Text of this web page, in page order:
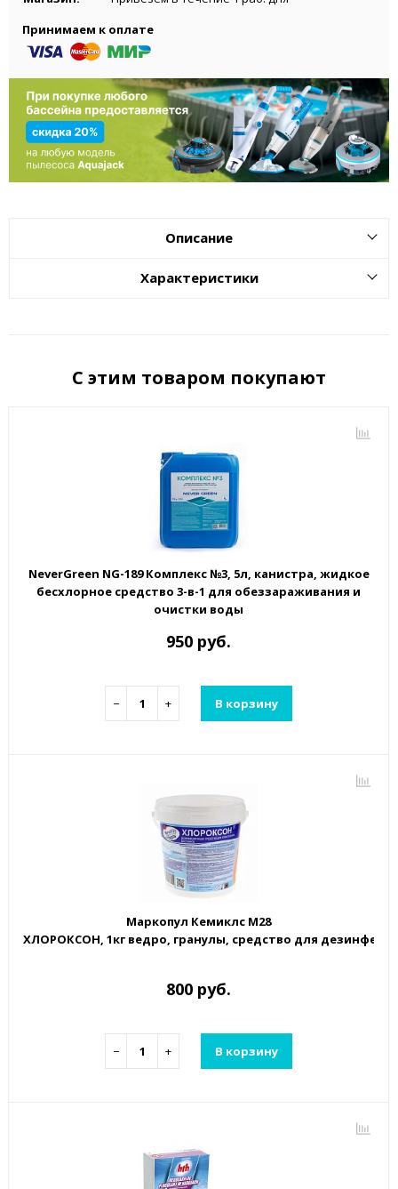
Принимаем к оплате
Описание
Характеристики
С этим товаром покупают
NeverGreen NG-189 Комплекс №3, 5л, канистра, жидкое
бесхлорное средство 3-в-1 для обеззараживания и
очистки воды
950 руб.
− + В корзину
Маркопул Кемиклс М28
ХЛОРОКСОН, 1кг ведро, гранулы, средство для
800 руб.
− + В корзину